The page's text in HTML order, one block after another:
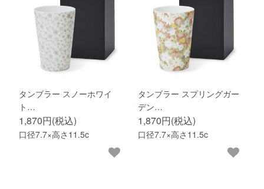
タンブラー スノーホワイ
ト…
1,870円(税込)
口径7.7×高さ11.5c
タンブラー スプリングガー
デン…
1,870円(税込)
口径7.7×高さ11.5c